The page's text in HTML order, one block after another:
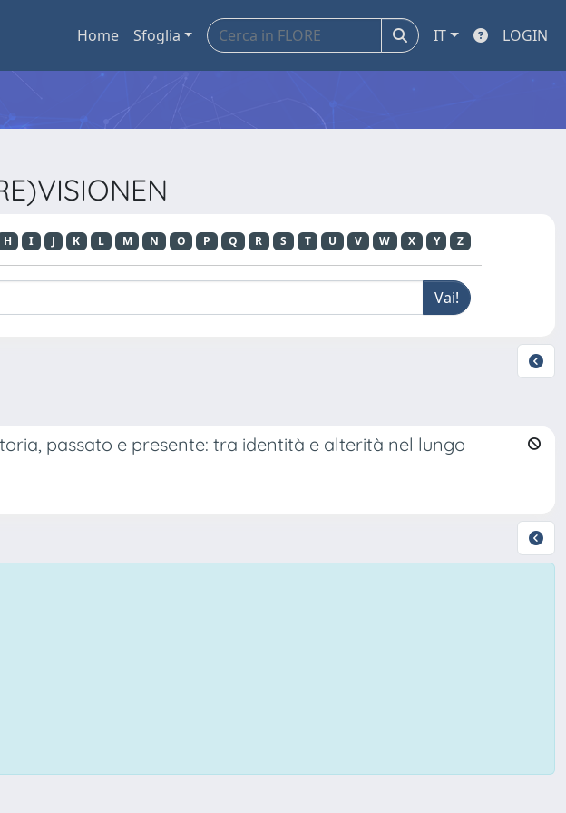
Home Sfoglia IT LOGIN
H I J K L M N O P Q R S T U V W X Y Z
passato e presente: tra identità e alterità nel lungo